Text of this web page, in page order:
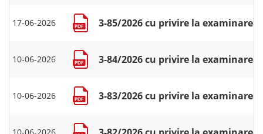
17-06-2026 3-85/2026 cu privire la
10-06-2026 3-84/2026 cu privire la
10-06-2026 3-83/2026 cu privire la